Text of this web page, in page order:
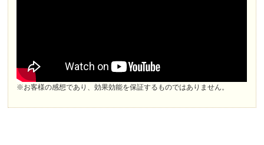
※お客様の感想であり、効果効能を保証するものではありません。